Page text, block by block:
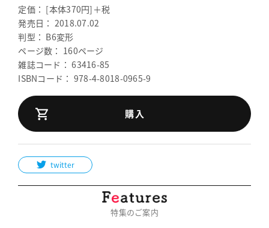
定価： [本体370円]＋税
発売日： 2018.07.02
判型： B6変形
ページ数： 160ページ
雑誌コード： 63416-85
ISBNコード： 978-4-8018-0965-9
購入
twitter
特集のご案内